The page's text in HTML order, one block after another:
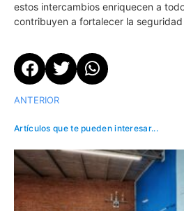
estos intercambios enriquecen a
contribuyen a fortalecer la
ANTERIOR
Artículos que te pueden interesar...